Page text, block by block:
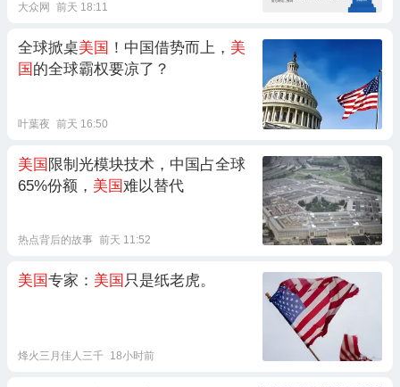
大众网 前天 18:11
全球掀桌美国 ！中国借势而上， 美
国 的全球霸权要凉了？
叶葉夜 前天 16:50
美国 限制光模块技术，中国占全球
65%份额， 美国难以替代
热点背后的故事 前天 11:52
美国专家： 美国 只是纸老虎。
烽火三月佳人三千 18小时前